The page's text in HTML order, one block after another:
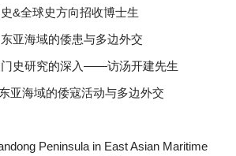
&全球史方向招收博士生
亚海域的倭患与多边外交
门史研究的深入——访汤开建先生
亚海域的倭寇活动与多边外交
Peninsula in East Asian Maritime